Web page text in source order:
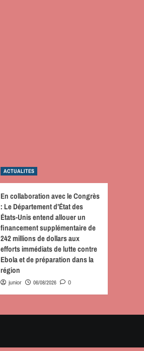
ACTUALITES
En collaboration avec le Congrès
: Le Département d’État des
États-Unis entend allouer un
financement supplémentaire de
242 millions de dollars aux
efforts immédiats de lutte contre
Ebola et de préparation dans la
région
junior 06/08/2026 0